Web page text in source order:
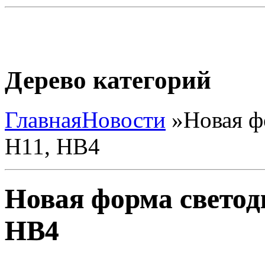
Дерево категорий
ГлавнаяНовости »Новая
H11, HB4
Новая форма
HB4